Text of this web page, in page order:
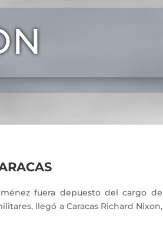
fuera depuesto del cargo de
llegó a Caracas Richard Nixon,